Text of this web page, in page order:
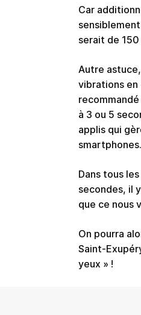
Car
serait de
Autre
vibrations en
à 3 ou 5
applis qui
smartphones.
Dans tous
secondes, il
que ce nous
On pourra
Saint-
yeux » !